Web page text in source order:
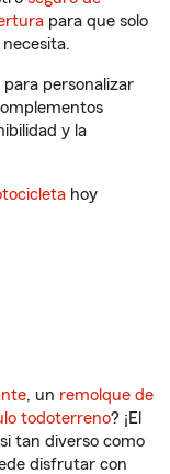
para que solo
para personalizar
y la
hoy
, un remolque de
todoterreno? ¡El
tan diverso como
disfrutar con